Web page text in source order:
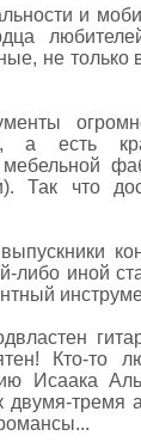
и
не только
а есть
мебельной
Так что
либо иной
Кто-то
Исаака
двумя-тремя